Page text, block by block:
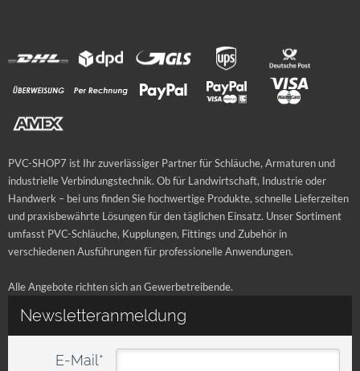
PVC-SHOP7 ist Ihr zuverlässiger Partner für Schläuche, Armaturen und
industrielle Verbindungstechnik. Ob für Landwirtschaft, Industrie oder
Handwerk – bei uns finden Sie hochwertige Produkte, schnelle Lieferzeiten
und praxisbewährte Lösungen für den täglichen Einsatz. Unser Sortiment
umfasst PVC-Schläuche, Kupplungen, Fittings und Zubehör in
verschiedenen Ausführungen für professionelle Anwendungen.
Alle Angebote richten sich an Gewerbetreibende.